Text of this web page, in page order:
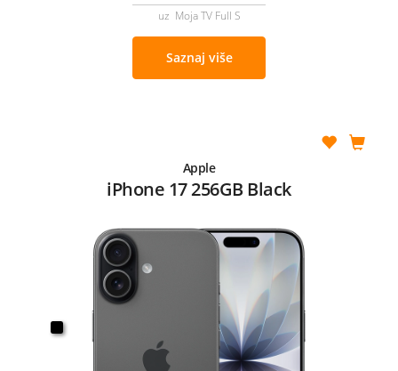
uz Moja TV Full S
Saznaj više
Apple
iPhone 17 256GB Black